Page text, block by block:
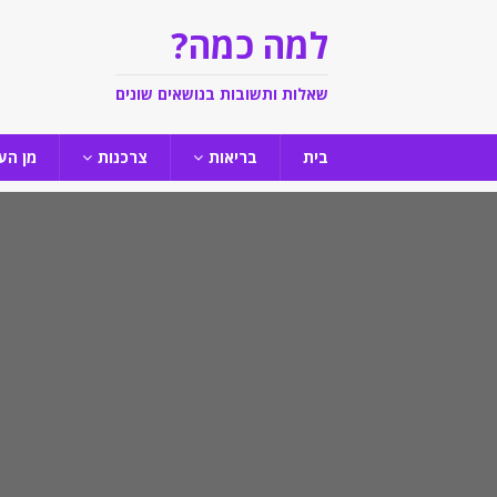
למה כמה?
שאלות ותשובות בנושאים שונים
בית בריאות צרכנות מן